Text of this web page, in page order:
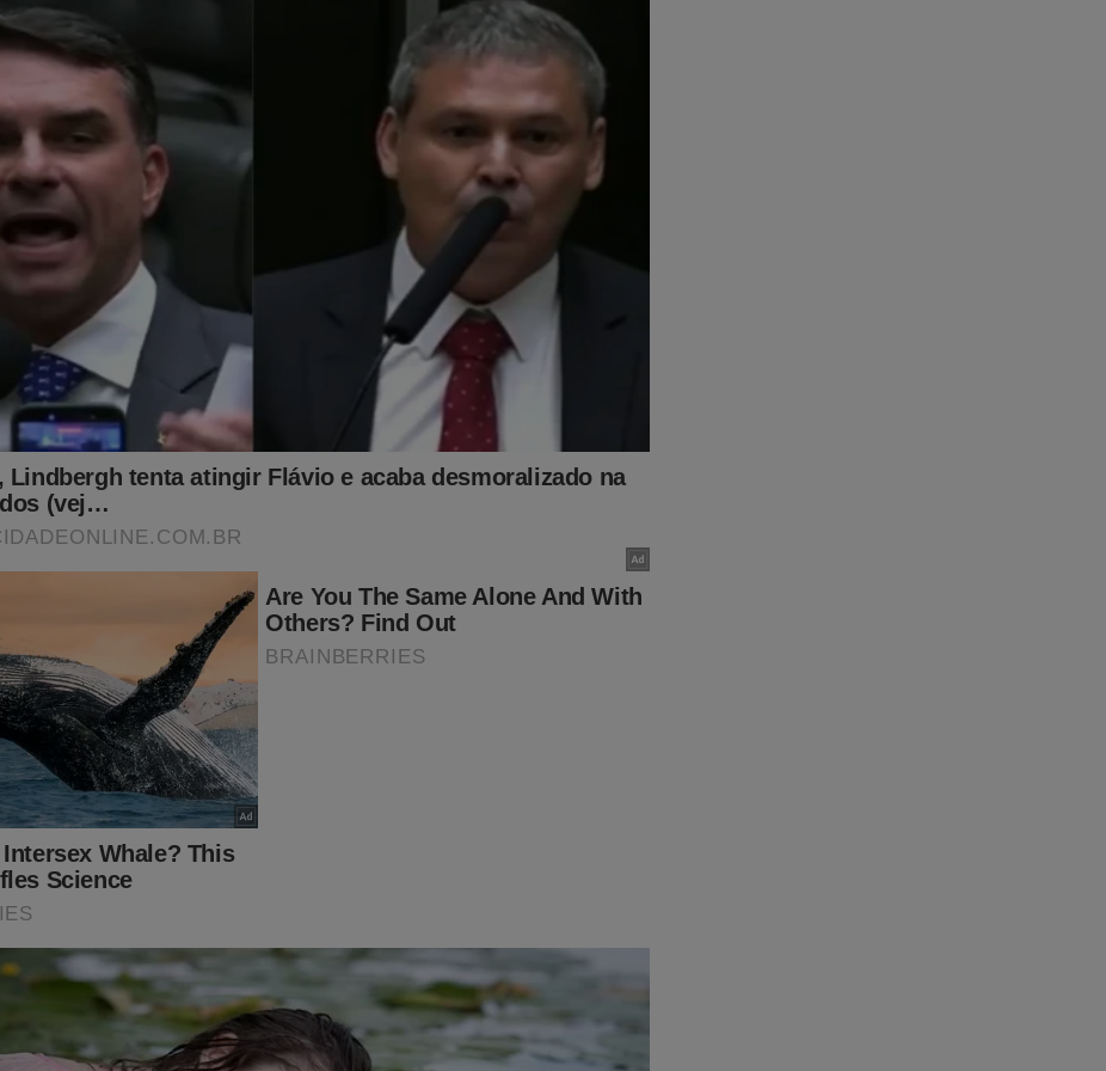
um Senado que se recusa a fiscalizar o STF? É o que cada um deve perguntar-
patifes que só querem surfar no poder e gozar uma vida de nababo que o
custear.
se para afastar a tentação de "jogar a toalha", quando se sabe que hoje
de manifestação e quando há quase um consenso de que foi a pressão
ministros do STF a não violar a constituição em favor de Maia e
andar bem, o país requer instituições hígidas e atreladas ao interesse
para mudar o Brasil como pretendem os brasileiros honestos é
Comissão da ONU retira cannabis da lista de drogas mais perigosas
você tem a opção de assinatura do JCO com boleto!
criminoso e fascista está tentando destruir o Jornal da Cidade
o debate. Querem castrar a liberdade de expressão e impor o pensamento